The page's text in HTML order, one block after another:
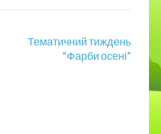
Тематичний тиждень
“Фарби осені”